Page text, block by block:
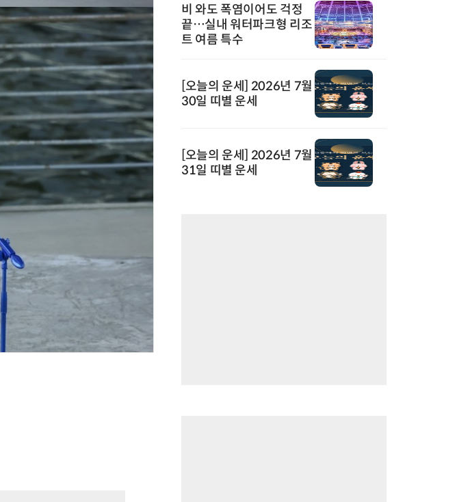
비 와도 폭염이어도 걱정
끝…실내 워터파크형 리조
트 여름 특수
[오늘의 운세] 2026년 7월
30일 띠별 운세
[오늘의 운세] 2026년 7월
31일 띠별 운세